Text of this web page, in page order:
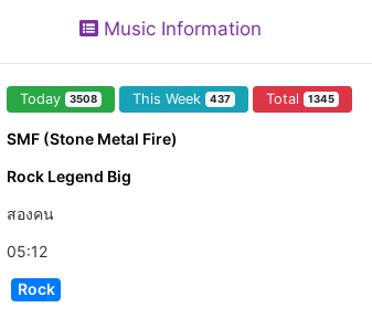
Music Information
Today 3508 This Week 437 Total 1345
SMF (Stone Metal Fire)
Rock Legend Big
สองคน
05:12
Rock